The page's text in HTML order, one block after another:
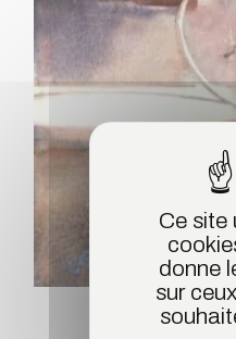
Le vélo
Ce site
donne
sur